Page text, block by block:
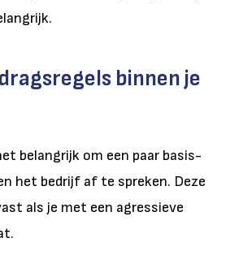
binnen je
belangrijk om een paar basis-
het bedrijf af te spreken. Deze
als je met een agressieve